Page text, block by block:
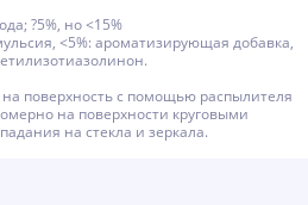
?5%, но <15%
<5%: ароматизирующая добавка,
поверхность с помощью распылителя
на поверхности круговыми
на стекла и зеркала.